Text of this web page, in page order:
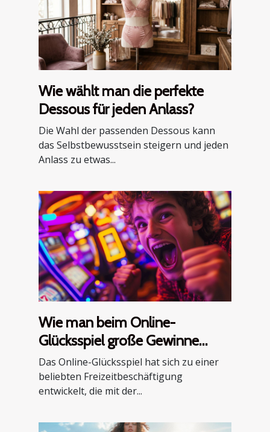
Wie wählt man die perfekte
Dessous für jeden Anlass?
Die Wahl der passenden Dessous kann
das Selbstbewusstsein steigern und jeden
Anlass zu etwas...
Wie man beim Online-
Glücksspiel große Gewinne
erzielt: Tipps und Strategien
Das Online-Glücksspiel hat sich zu einer
beliebten Freizeitbeschäftigung
entwickelt, die mit der...